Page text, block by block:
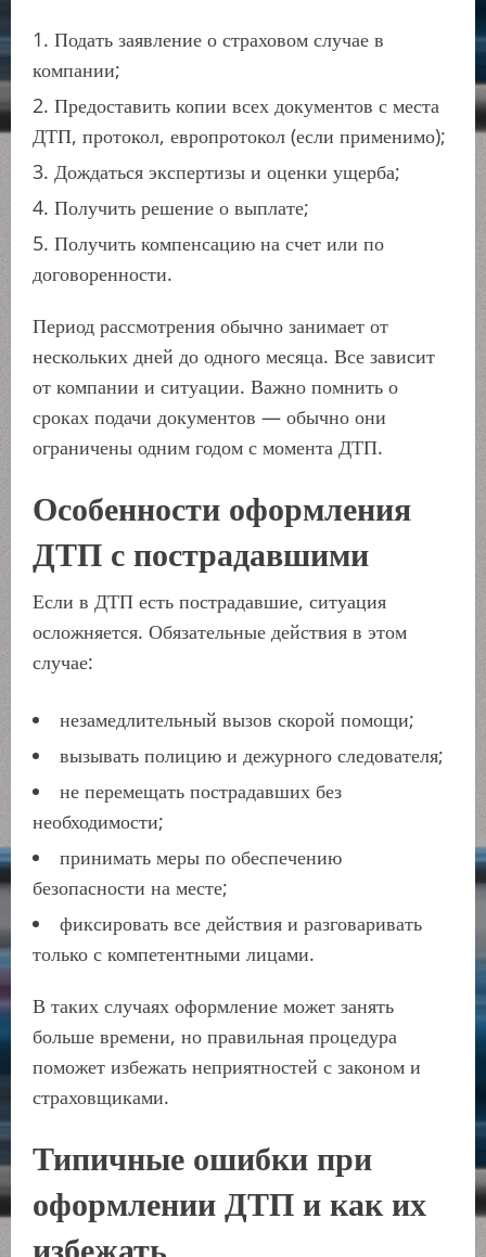
Подать заявление о страховом случае в
компании;
Предоставить копии всех документов с места
ДТП, протокол, европротокол (если применимо);
Дождаться экспертизы и оценки ущерба;
Получить решение о выплате;
Получить компенсацию на счет или по
договоренности.
Период рассмотрения обычно занимает от
нескольких дней до одного месяца. Все зависит
от компании и ситуации. Важно помнить о
сроках подачи документов — обычно они
ограничены одним годом с момента ДТП.
Особенности оформления
ДТП с пострадавшими
Если в ДТП есть пострадавшие, ситуация
осложняется. Обязательные действия в этом
случае:
незамедлительный вызов скорой помощи;
вызывать полицию и дежурного следователя;
не перемещать пострадавших без
необходимости;
принимать меры по обеспечению
безопасности на месте;
фиксировать все действия и разговаривать
только с компетентными лицами.
В таких случаях оформление может занять
больше времени, но правильная процедура
поможет избежать неприятностей с законом и
страховщиками.
Типичные ошибки при
оформлении ДТП и как их
избежать